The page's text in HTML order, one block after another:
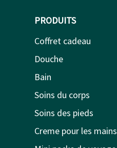
PRODUITS
Coffret cadeau
Douche
Bain
Soins du corps
Soins des pieds
Creme pour les mains